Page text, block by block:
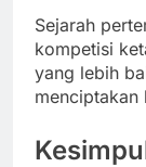
Sejarah
kompetisi
yang lebih
menciptakan